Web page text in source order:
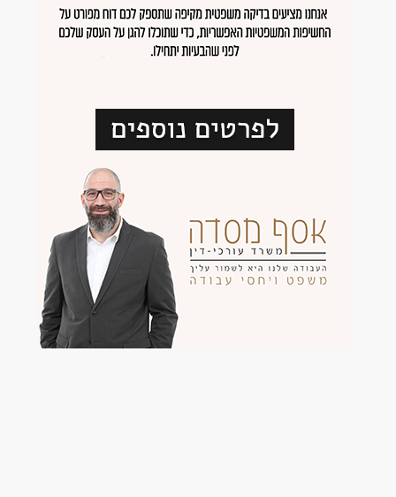
עבודה בשעות גמישות
בונוס למתמידים
עבודה מיידית
משרה מלאה
אקדמאים ללא נסיון
דרישות
אדמיניסטרציה ומזכירות - בק-אופיס
אדמיניסטרציה ומזכירות - פקיד/ה
משרה מלאה
עבודה לפי שעות
משרה מלאה
הקלדת הזמנות,תפעול ואדמניסטרציה, גבייה לקוחות ,תיוקים ועבודה
נכונות לשעות העבודה וניסיון זהה או דומה